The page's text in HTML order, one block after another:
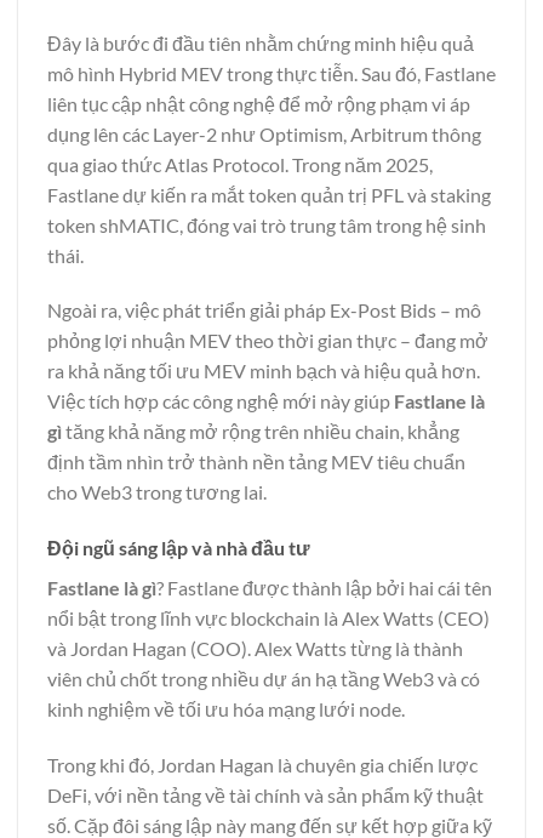
Đây là bước đi đầu tiên nhằm chứng minh hiệu quả
mô hình Hybrid MEV trong thực tiễn. Sau đó, Fastlane
liên tục cập nhật công nghệ để mở rộng phạm vi áp
dụng lên các Layer-2 như Optimism, Arbitrum thông
qua giao thức Atlas Protocol. Trong năm 2025,
Fastlane dự kiến ra mắt token quản trị PFL và staking
token shMATIC, đóng vai trò trung tâm trong hệ sinh
thái.
Ngoài ra, việc phát triển giải pháp Ex-Post Bids – mô
phỏng lợi nhuận MEV theo thời gian thực – đang mở
ra khả năng tối ưu MEV minh bạch và hiệu quả hơn.
Việc tích hợp các công nghệ mới này giúp Fastlane là
gì tăng khả năng mở rộng trên nhiều chain, khẳng
định tầm nhìn trở thành nền tảng MEV tiêu chuẩn
cho Web3 trong tương lai.
Đội ngũ sáng lập và nhà đầu tư
Fastlane là gì? Fastlane được thành lập bởi hai cái tên
nổi bật trong lĩnh vực blockchain là Alex Watts (CEO)
và Jordan Hagan (COO). Alex Watts từng là thành
viên chủ chốt trong nhiều dự án hạ tầng Web3 và có
kinh nghiệm về tối ưu hóa mạng lưới node.
Trong khi đó, Jordan Hagan là chuyên gia chiến lược
DeFi, với nền tảng về tài chính và sản phẩm kỹ thuật
số. Cặp đôi sáng lập này mang đến sự kết hợp giữa kỹ